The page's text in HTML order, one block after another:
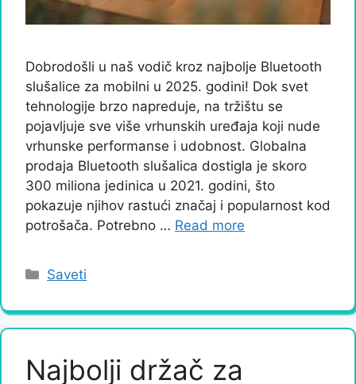
Dobrodošli u naš vodič kroz najbolje Bluetooth
slušalice za mobilni u 2025. godini! Dok svet
tehnologije brzo napreduje, na tržištu se
pojavljuje sve više vrhunskih uređaja koji nude
vrhunske performanse i udobnost. Globalna
prodaja Bluetooth slušalica dostigla je skoro
300 miliona jedinica u 2021. godini, što
pokazuje njihov rastući značaj i popularnost kod
potrošača. Potrebno … Read more
Categories
Saveti
Najbolji držač za